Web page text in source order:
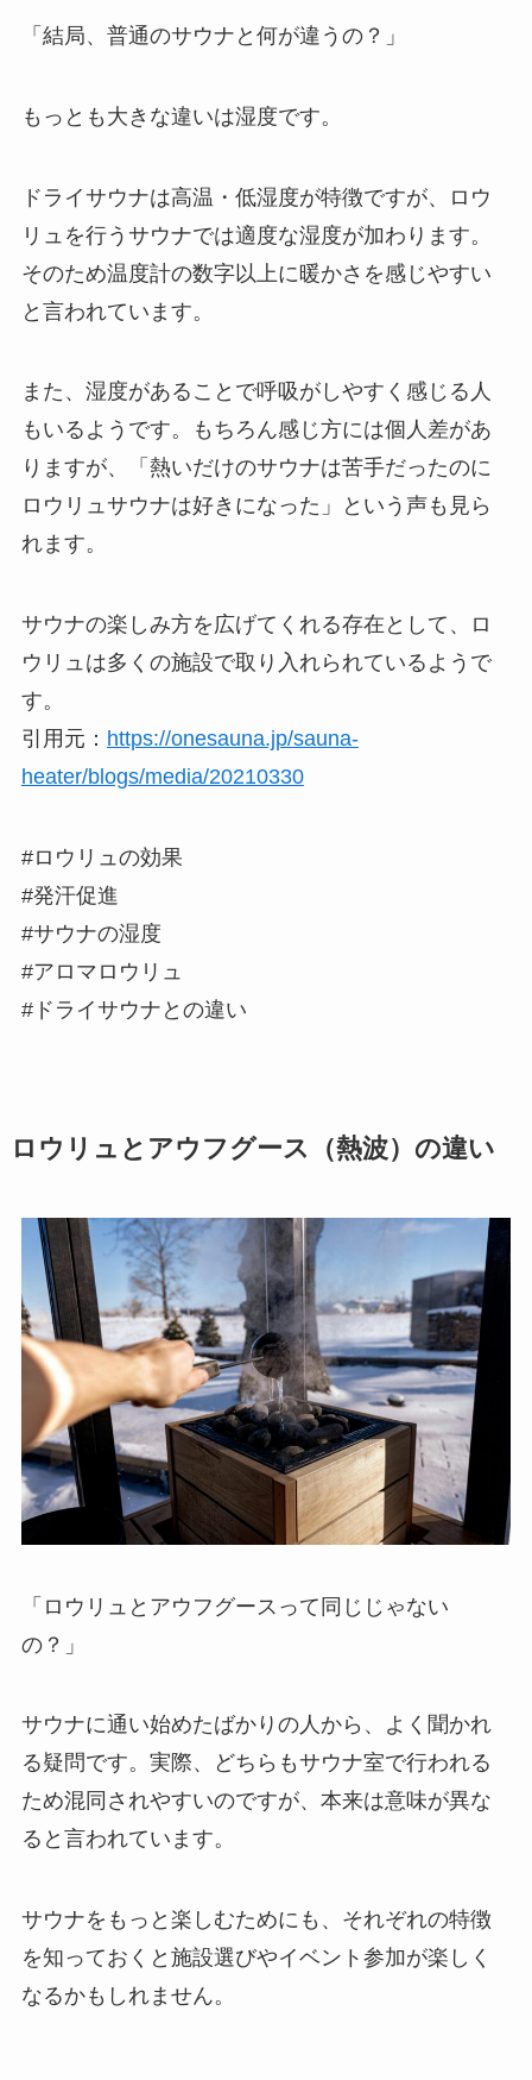
「結局、普通のサウナと何が違うの？」
もっとも大きな違いは湿度です。
ドライサウナは高温・低湿度が特徴ですが、ロウ
リュを行うサウナでは適度な湿度が加わります。
そのため温度計の数字以上に暖かさを感じやすい
と言われています。
また、湿度があることで呼吸がしやすく感じる人
もいるようです。もちろん感じ方には個人差があ
りますが、「熱いだけのサウナは苦手だったのに
ロウリュサウナは好きになった」という声も見ら
れます。
サウナの楽しみ方を広げてくれる存在として、ロ
ウリュは多くの施設で取り入れられているようで
す。
引用元： https://onesauna.jp/sauna-
heater/blogs/media/20210330
#ロウリュの効果
#発汗促進
#サウナの湿度
#アロマロウリュ
#ドライサウナとの違い
ロウリュとアウフグース（熱波）の違い
「ロウリュとアウフグースって同じじゃない
の？」
サウナに通い始めたばかりの人から、よく聞かれ
る疑問です。実際、どちらもサウナ室で行われる
ため混同されやすいのですが、本来は意味が異な
ると言われています。
サウナをもっと楽しむためにも、それぞれの特徴
を知っておくと施設選びやイベント参加が楽しく
なるかもしれません。